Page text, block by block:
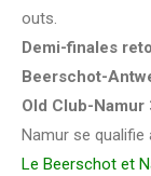
outs.
Demi-finales
Beerschot-
Old Club-Namur
Namur se
Le Beerschot et